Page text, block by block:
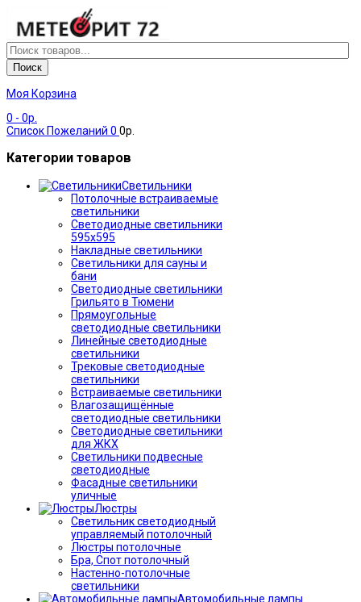
Поиск
Моя Корзина
0 - 0р.
Список Пожеланий 0 0р.
Категории товаров
Светильники
Потолочные встраиваемые
светильники
Светодиодные светильники
595х595
Накладные светильники
Светильники для сауны и
бани
Светодиодные светильники
Грильято в Тюмени
Прямоугольные
светодиодные светильники
Линейные светодиодные
светильники
Трековые светодиодные
светильники
Встраиваемые светильники
Влагозащищённые
светодиодные светильники
Светодиодные светильники
для ЖКХ
Светильники подвесные
светодиодные
Фасадные светильники
уличные
Люстры
Светильник светодиодный
управляемый потолочный
Люстры потолочные
Бра, Спот потолочный
Настенно-потолочные
светильники
Автомобильные лампы